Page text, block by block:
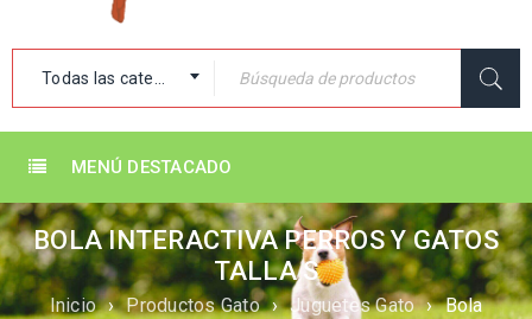
Todas las categorías
MENÚ DESTACADO
BOLA INTERACTIVA PERROS Y GATOS
TALLA S
Inicio › Productos Gato › Juguetes Gato › Bola